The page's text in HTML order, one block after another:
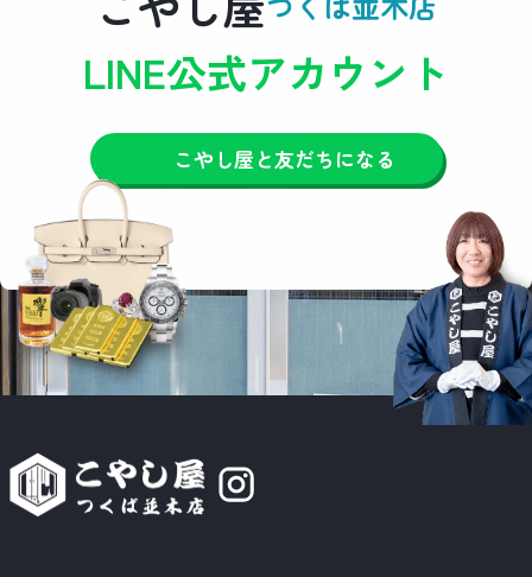
LINE公式アカウント
こやし屋と友だちになる